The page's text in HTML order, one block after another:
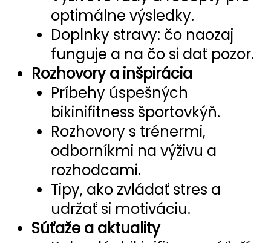
optimálne výsledky.
Doplnky stravy: čo naozaj
funguje a na čo si dať pozor.
Rozhovory a inšpirácia
Príbehy úspešných
bikinifitness športovkýň.
Rozhovory s trénermi,
odborníkmi na výživu a
rozhodcami.
Tipy, ako zvládať stres a
udržať si motiváciu.
Súťaže a aktuality